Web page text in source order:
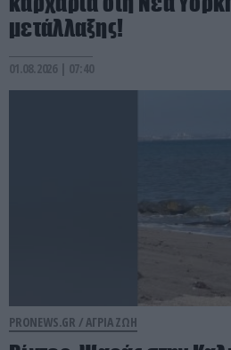
μετάλλαξης!
01.08.2026 | 07:40
PRONEWS.GR /ΑΓΡΙΑ ΖΩΗ